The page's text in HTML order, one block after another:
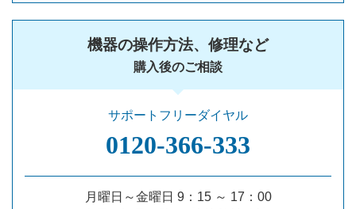
機器の操作方法、修理など
購入後のご相談
サポートフリーダイヤル
0120‐366‐333
月曜日～金曜日 9：15 ～ 17：00